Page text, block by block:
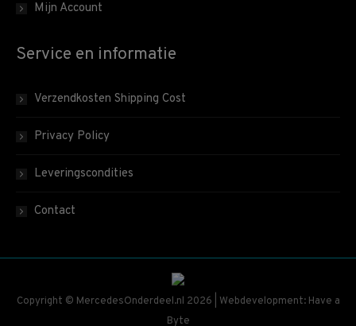
Mijn Account
Service en informatie
Verzendkosten Shipping Cost
Privacy Policy
Leveringscondities
Contact
Copyright © MercedesOnderdeel.nl 2026 | Webdevelopment: Have a
Byte